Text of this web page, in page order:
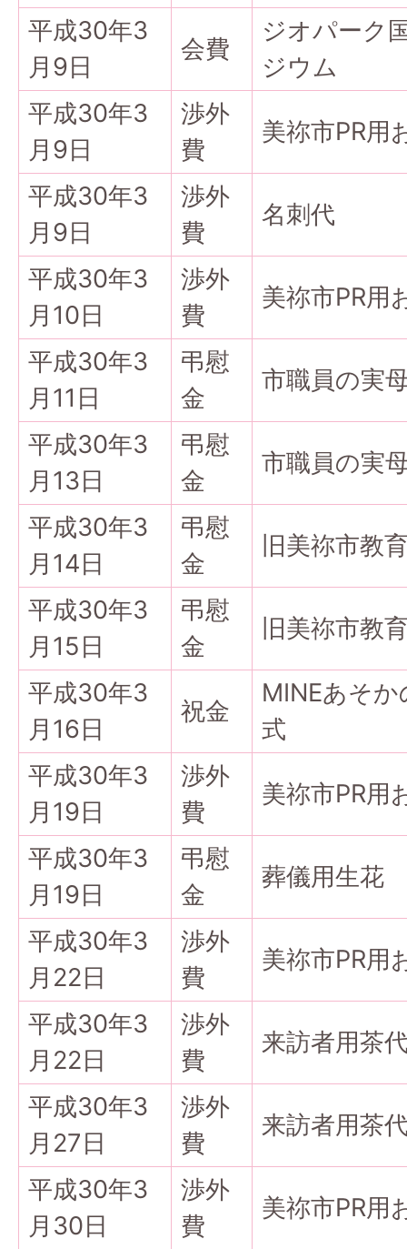
平成30年3
月9日
会費
ジオパーク
ジウム
平成30年3
月9日
渉外
費
美祢市PR用
平成30年3
月9日
渉外
費
名刺代
平成30年3
月10日
渉外
費
美祢市PR用
平成30年3
月11日
弔慰
金
市職員の実
平成30年3
月13日
弔慰
金
市職員の実
平成30年3
月14日
弔慰
金
旧美祢市教
平成30年3
月15日
弔慰
金
旧美祢市教
平成30年3
月16日
祝金
MINEあそか
式
平成30年3
月19日
渉外
費
美祢市PR用
平成30年3
月19日
弔慰
金
葬儀用生花
平成30年3
月22日
渉外
費
美祢市PR用
平成30年3
月22日
渉外
費
来訪者用茶
平成30年3
月27日
渉外
費
来訪者用茶
平成30年3
月30日
渉外
費
美祢市PR用